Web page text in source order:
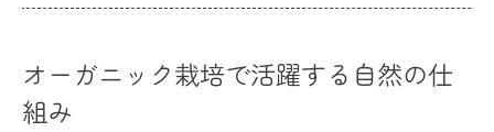
オーガニック栽培で活躍する自然の仕
組み